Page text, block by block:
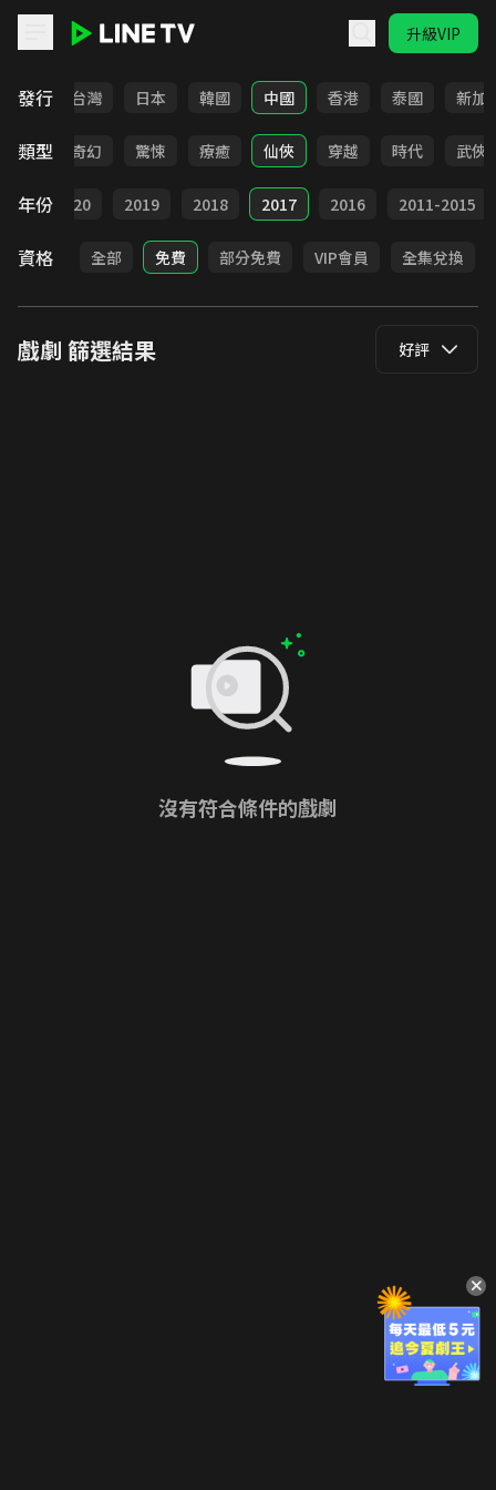
升級VIP
發行
全部 台灣 日本 韓國 中國 香港 泰國 新加
類型
BL 奇幻 驚悚 療癒 仙俠 穿越 時代 武俠
年份 2020 2019 2018 2017 2016 2011-2015
資格 全部 免費 部分免費 VIP會員 全集兌換
戲劇 篩選結果 好評
沒有符合條件的戲劇